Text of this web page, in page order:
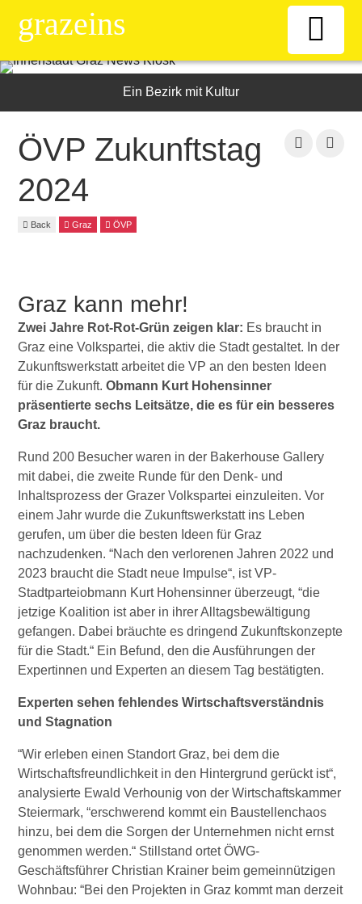
grazeins
Willkommen
Kiosk
News-Ticker
Frauen
ÖAAB
Wirtschaftsbund
WB B2B
Mitglied werden
Graz & Steiermark
Tipps
Gassenschaun
Gassenschaun 2019
Ein Bezirk mit Kultur
ÖVP Zukunftstag
2024
Back Graz ÖVP
Graz kann mehr!
Zwei Jahre Rot-Rot-Grün zeigen klar: Es braucht in
Graz eine Volkspartei, die aktiv die Stadt gestaltet. In der
Zukunftswerkstatt arbeitet die VP an den besten Ideen
für die Zukunft.Obmann Kurt Hohensinner
präsentierte sechs Leitsätze, die es für ein besseres
Graz braucht.
Rund 200 Besucher waren in der Bakerhouse Gallery
mit dabei, die zweite Runde für den Denk- und
Inhaltsprozess der Grazer Volkspartei einzuleiten. Vor
einem Jahr wurde die Zukunftswerkstatt ins Leben
gerufen, um über die besten Ideen für Graz
nachzudenken. “Nach den verlorenen Jahren 2022 und
2023 braucht die Stadt neue Impulse“, ist VP-
Stadtparteiobmann Kurt Hohensinner überzeugt, “die
jetzige Koalition ist aber in ihrer Alltagsbewältigung
gefangen. Dabei bräuchte es dringend Zukunftskonzepte
für die Stadt.“ Ein Befund, den die Ausführungen der
Expertinnen und Experten an diesem Tag bestätigten.
Experten sehen fehlendes Wirtschaftsverständnis
und Stagnation
“Wir erleben einen Standort Graz, bei dem die
Wirtschaftsfreundlichkeit in den Hintergrund gerückt ist“,
analysierte Ewald Verhounig von der Wirtschaftskammer
Steiermark, “erschwerend kommt ein Baustellenchaos
hinzu, bei dem die Sorgen der Unternehmen nicht ernst
genommen werden.“ Stillstand ortet ÖWG-
Geschäftsführer Christian Krainer beim gemeinnützigen
Wohnbau: “Bei den Projekten in Graz kommt man derzeit